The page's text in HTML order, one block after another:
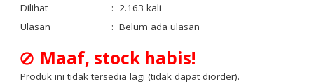
Dilihat
: 2.163 kali
Ulasan
: Belum ada ulasan
Maaf, stock habis!
Produk ini tidak tersedia lagi (tidak dapat diorder).